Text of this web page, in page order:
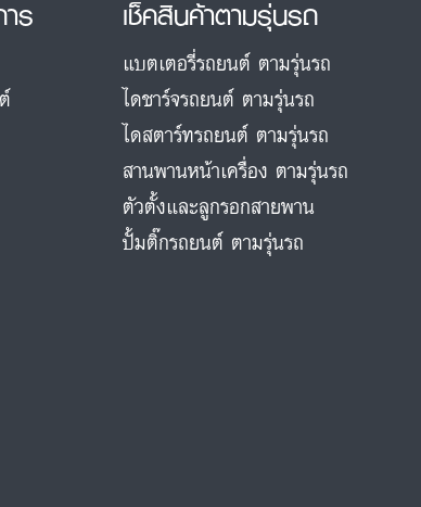
ร เช็คสินค้าตามรุ่นรถ
แบตเตอรี่รถยนต์ ตามรุ่นรถ
ไดชาร์จรถยนต์ ตามรุ่นรถ
ไดสตาร์ทรถยนต์ ตามรุ่นรถ
สานพานหน้าเครื่อง ตามรุ่นรถ
ตัวตั้งและลูกรอกสายพาน
ปั้มติ๊กรถยนต์ ตามรุ่นรถ